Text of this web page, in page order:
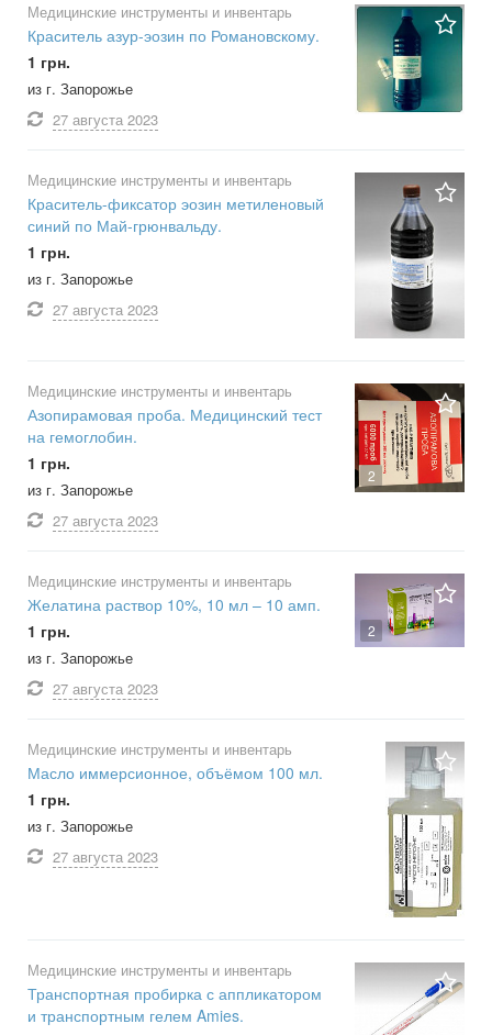
Медицинские инструменты и инвентарь
Краситель азур-эозин по Романовскому.
1 грн.
из г. Запорожье
27 августа 2023
Медицинские инструменты и инвентарь
Краситель-фиксатор эозин метиленовый
синий по Май-грюнвальду.
1 грн.
из г. Запорожье
27 августа 2023
2
Медицинские инструменты и инвентарь
Азопирамовая проба. Медицинский тест
на гемоглобин.
1 грн.
из г. Запорожье
27 августа 2023
2
Медицинские инструменты и инвентарь
Желатина раствор 10%, 10 мл – 10 амп.
1 грн.
из г. Запорожье
27 августа 2023
3
Медицинские инструменты и инвентарь
Масло иммерсионное, объёмом 100 мл.
1 грн.
из г. Запорожье
27 августа 2023
Медицинские инструменты и инвентарь
Транспортная пробирка с аппликатором
и транспортным гелем Amies.